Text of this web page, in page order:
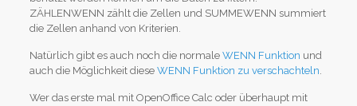
ZÄHLENWENN zählt die Zellen und SUMMEWENN summiert
die Zellen anhand von Kriterien.
Natürlich gibt es auch noch die normale WENN Funktion und
auch die Möglichkeit diese WENN Funktion zu verschachteln.
Wer das erste mal mit OpenOffice Calc oder überhaupt mit